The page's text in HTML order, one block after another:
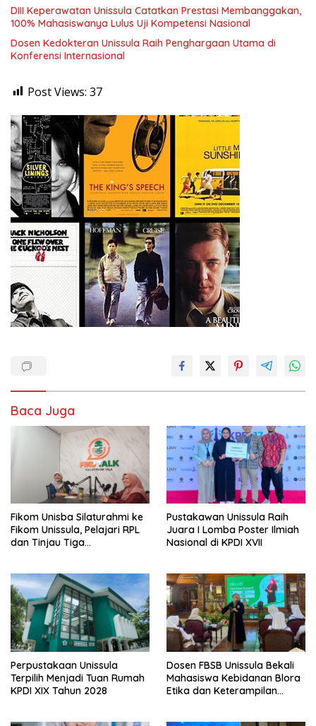
DIII Keperawatan Unissula Catatkan Prestasi Membanggakan,
100% Mahasiswanya Lulus Uji Kompetensi Nasional
Dosen Kedokteran Unissula Raih Penghargaan Utama di
Konferensi Internasional
Post Views: 37
Baca Juga
Fikom Unisba Silaturahmi ke
Fikom Unissula, Pelajari RPL
dan Tinjau Tiga
Pustakawan Unissula Raih
Juara I Lomba Poster Ilmiah
Nasional di KPDI XVII
Perpustakaan Unissula
Terpilih Menjadi Tuan Rumah
KPDI XIX Tahun 2028
Dosen FBSB Unissula Bekali
Mahasiswa Kebidanan Blora
Etika dan Keterampilan